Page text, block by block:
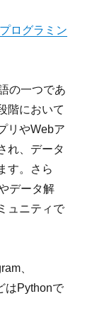
ログラミン
の一つであ
階において
リやWebア
れ、データ
す。さら
データ解
ュニティで
、
はPythonで